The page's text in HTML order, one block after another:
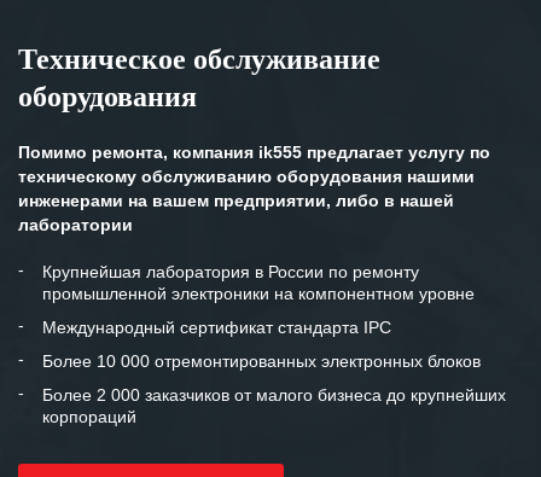
Особенно хочется отметить высокую
клиентоориентированность
готовность помочь в самых сложных
Мы высоко ценим сложившиеся
и доверительные партнерские
отношения и искренне желаем
«Инженерной компании «555» долгих
лет успеха и процветания.
Техническое обслуживание
оборудования
Помимо ремонта, компания ik555 предлагает услугу по
техническому обслуживанию оборудования нашими
инженерами на вашем предприятии, либо в нашей
лаборатории
Крупнейшая лаборатория в России по ремонту
промышленной электроники на компонентном уровне
Международный сертификат стандарта IPC
Более 10 000 отремонтированных электронных блоков
Более 2 000 заказчиков от малого бизнеса до крупнейших
корпораций